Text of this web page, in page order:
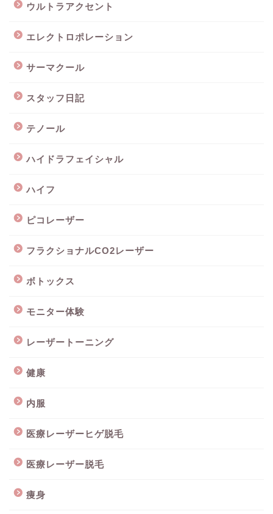
ウルトラアクセント
エレクトロポレーション
サーマクール
スタッフ日記
テノール
ハイドラフェイシャル
ハイフ
ピコレーザー
フラクショナルCO2レーザー
ボトックス
モニター体験
レーザートーニング
健康
内服
医療レーザーヒゲ脱毛
医療レーザー脱毛
痩身